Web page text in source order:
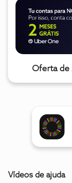
Oferta de
Vídeos de ajuda